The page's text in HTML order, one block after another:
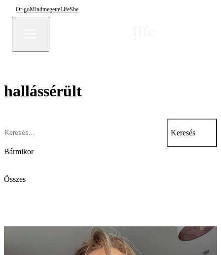
OrigoMindmegetteLifeShe
hallássérült
Keresés
Bármikor
Összes